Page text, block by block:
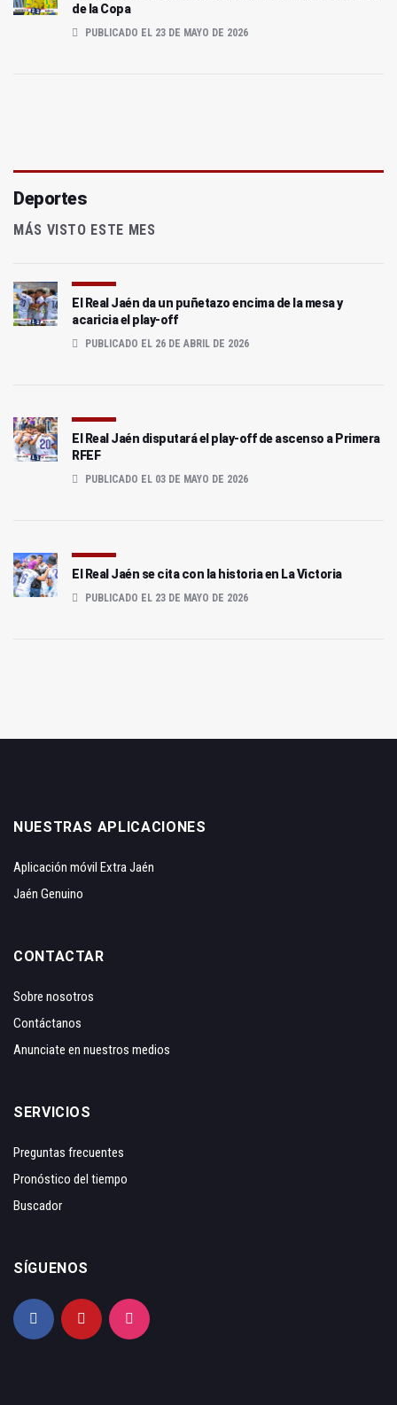
de la Copa
PUBLICADO EL 23 DE MAYO DE 2026
Deportes
MÁS VISTO ESTE MES
El Real Jaén da un puñetazo encima de la mesa y
acaricia el play-off
PUBLICADO EL 26 DE ABRIL DE 2026
El Real Jaén disputará el play-off de ascenso a Primera
RFEF
PUBLICADO EL 03 DE MAYO DE 2026
El Real Jaén se cita con la historia en La Victoria
PUBLICADO EL 23 DE MAYO DE 2026
NUESTRAS APLICACIONES
Aplicación móvil Extra Jaén
Jaén Genuino
CONTACTAR
Sobre nosotros
Contáctanos
Anunciate en nuestros medios
SERVICIOS
Preguntas frecuentes
Pronóstico del tiempo
Buscador
SÍGUENOS